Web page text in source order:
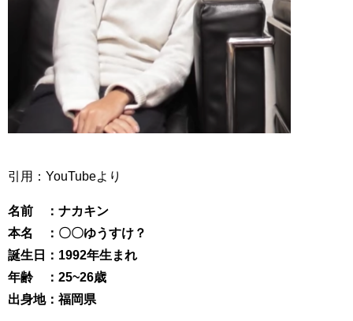
引用：YouTubeより
名前 ：ナカキン
本名 ：〇〇ゆうすけ？
誕生日：1992年生まれ
年齢 ：25~26歳
出身地：福岡県